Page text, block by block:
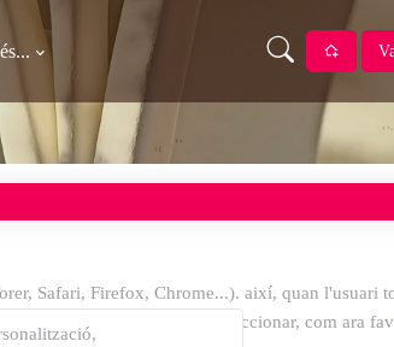
Safari, Firefox, Chrome...). així, quan l'usuari
que l'usuari hagi decidit seleccionar, com ara